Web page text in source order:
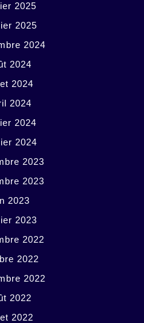
2025
2025
2024
2024
2024
2024
2024
2024
2023
2023
2023
2023
2022
2022
2022
2022
2022